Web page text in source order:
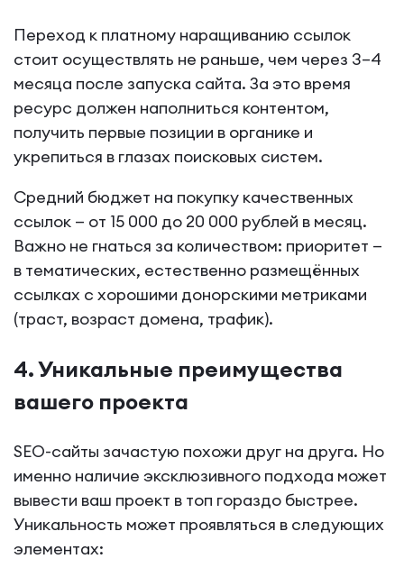
Переход к платному наращиванию ссылок
стоит осуществлять не раньше, чем через 3–4
месяца после запуска сайта. За это время
ресурс должен наполниться контентом,
получить первые позиции в органике и
укрепиться в глазах поисковых систем.
Средний бюджет на покупку качественных
ссылок — от 15 000 до 20 000 рублей в месяц.
Важно не гнаться за количеством: приоритет —
в тематических, естественно размещённых
ссылках с хорошими донорскими метриками
(траст, возраст домена, трафик).
4. Уникальные преимущества
вашего проекта
SEO-сайты зачастую похожи друг на друга. Но
именно наличие эксклюзивного подхода может
вывести ваш проект в топ гораздо быстрее.
Уникальность может проявляться в следующих
элементах: